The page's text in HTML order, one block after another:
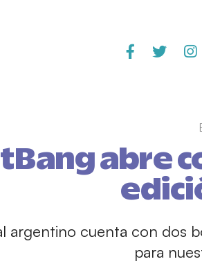
abre
argentino cuenta con dos
para